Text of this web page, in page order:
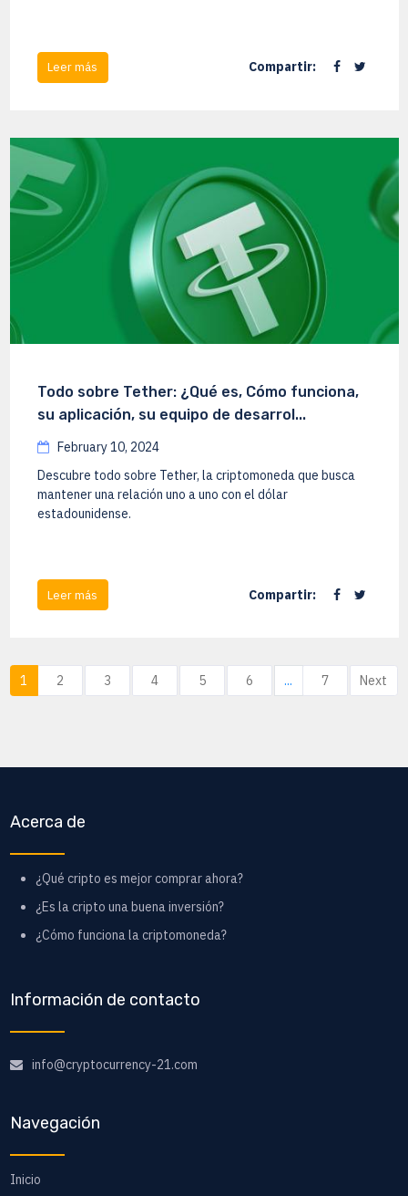
Leer más Compartir:
Todo sobre Tether: ¿Qué es, Cómo funciona,
su aplicación, su equipo de desarrol...
February 10, 2024
Descubre todo sobre Tether, la criptomoneda que busca
mantener una relación uno a uno con el dólar
estadounidense.
Leer más Compartir:
1 2 3 4 5 6 ... 7 Next
Acerca de
¿Qué cripto es mejor comprar ahora?
¿Es la cripto una buena inversión?
¿Cómo funciona la criptomoneda?
Información de contacto
info@cryptocurrency-21.com
Navegación
Inicio